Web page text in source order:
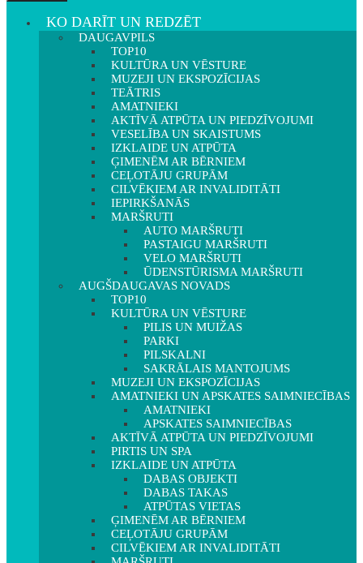
KO DARĪT UN REDZĒT
DAUGAVPILS
TOP10
KULTŪRA UN VĒSTURE
MUZEJI UN EKSPOZĪCIJAS
TEĀTRIS
AMATNIEKI
AKTĪVĀ ATPŪTA UN PIEDZĪVOJUMI
VESELĪBA UN SKAISTUMS
IZKLAIDE UN ATPŪTA
ĢIMENĒM AR BĒRNIEM
CEĻOTĀJU GRUPĀM
CILVĒKIEM AR INVALIDITĀTI
IEPIRKŠANĀS
MARŠRUTI
AUTO MARŠRUTI
PASTAIGU MARŠRUTI
VELO MARŠRUTI
ŪDENSTŪRISMA MARŠRUTI
AUGŠDAUGAVAS NOVADS
TOP10
KULTŪRA UN VĒSTURE
PILIS UN MUIŽAS
PARKI
PILSKALNI
SAKRĀLAIS MANTOJUMS
MUZEJI UN EKSPOZĪCIJAS
AMATNIEKI UN APSKATES SAIMNIECĪBAS
AMATNIEKI
APSKATES SAIMNIECĪBAS
AKTĪVĀ ATPŪTA UN PIEDZĪVOJUMI
PIRTIS UN SPA
IZKLAIDE UN ATPŪTA
DABAS OBJEKTI
DABAS TAKAS
ATPŪTAS VIETAS
ĢIMENĒM AR BĒRNIEM
CEĻOTĀJU GRUPĀM
CILVĒKIEM AR INVALIDITĀTI